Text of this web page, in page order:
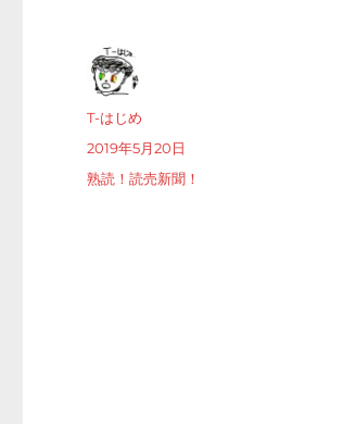
投
稿
T-はじめ
投
稿
2019年5月20日
カ
熟読！読売新聞！